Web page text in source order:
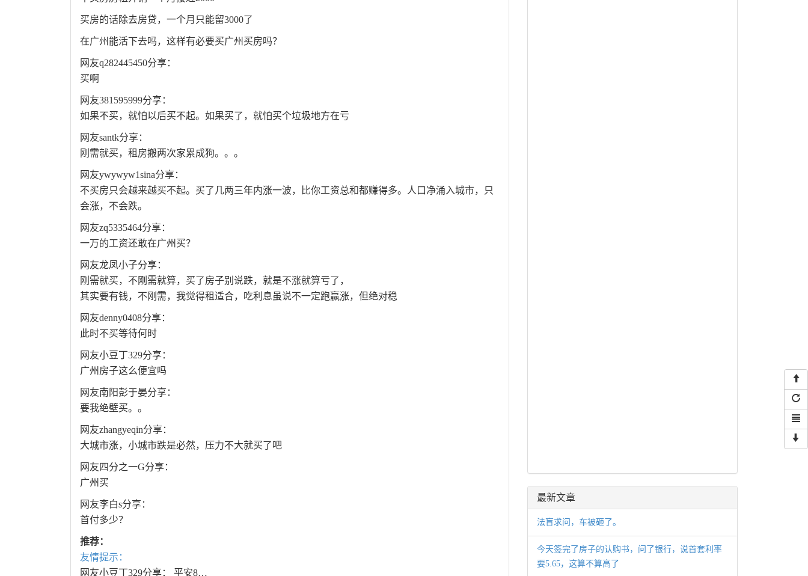
买房的话除去房贷，一个月只能留3000了
在广州能活下去吗，这样有必要买广州买房吗？
网友q282445450分享：
买啊
网友381595999分享：
如果不买，就怕以后买不起。如果买了，就怕买个垃圾地方在亏
网友santk分享：
刚需就买，租房搬两次家累成狗。。。
网友ywywyw1sina分享：
不买房只会越来越买不起。买了几两三年内涨一波，比你工资总和都赚得多。人口净涌入城市，只
会涨，不会跌。
网友zq5335464分享：
一万的工资还敢在广州买？
网友龙凤小子分享：
刚需就买，不刚需就算，买了房子别说跌，就是不涨就算亏了，
其实要有钱，不刚需，我觉得租适合，吃利息虽说不一定跑赢涨，但绝对稳
网友denny0408分享：
此时不买等待何时
网友小豆丁329分享：
广州房子这么便宜吗
网友南阳彭于晏分享：
要我绝壁买。。
网友zhangyeqin分享：
大城市涨，小城市跌是必然，压力不大就买了吧
网友四分之一G分享：
广州买
网友李白s分享：
首付多少？
推荐：
友情提示：
网友小豆丁329分享： 平安8…
最新文章
法盲求问，车被砸了。
今天签完了房子的认购书，问了银行，说首套利率
要5.65，这算不算高了